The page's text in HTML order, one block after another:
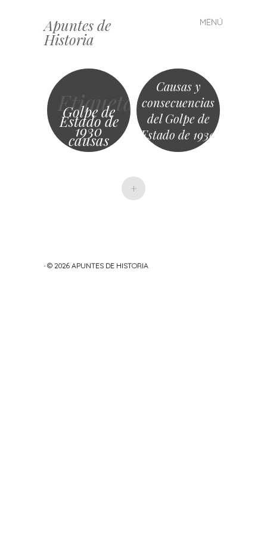
Apuntes de
Historia
MENÚ
Saltar
al
Etiqueta
Golpe de
Estado de
1930
causas
Causas y
consecuencias
del Golpe de
Estado de 1930
+
· © 2026 APUNTES DE HISTORIA